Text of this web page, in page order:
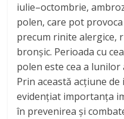
iulie–octombrie,
polen, care pot
precum rinite alergice,
bronșic. Perioada cu
polen este cea a
Prin această acțiune
evidențiat importanța
în prevenirea și